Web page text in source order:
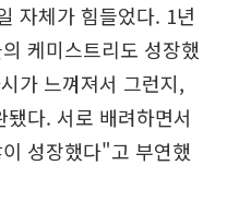
자체가 힘들었다. 1년
케미스트리도 성장했
가 느껴져서 그런지,
다. 서로 배려하면서
성장했다"고 부연했